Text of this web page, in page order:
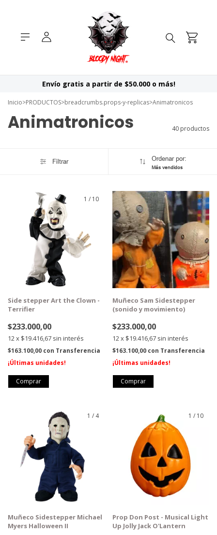
Envío gratis a partir de $50.000 o más!
Inicio>PRODUCTOS>breadcrumbs.props-y-replicas>Animatronicos
Animatronicos 40 productos
Filtrar Ordenar por:
Más vendidos
1 / 10
GRATIS
Side stepper Art the Clown -
Terrifier
$233.000,00
12x $19.416,67 sin interés
$163.100,00 con Transferencia
¡Últimas unidades!
1/2
GRATIS
Muñeco Sam Sidestepper
(sonido y movimiento)
$233.000,00
12x $19.416,67 sin interés
$163.100,00 con Transferencia
¡Últimas unidades!
1 / 4
Muñeco Sidestepper Michael
Myers Halloween II
1 / 10
Prop Don Post - Musical Light
Up Jolly Jack O'Lantern